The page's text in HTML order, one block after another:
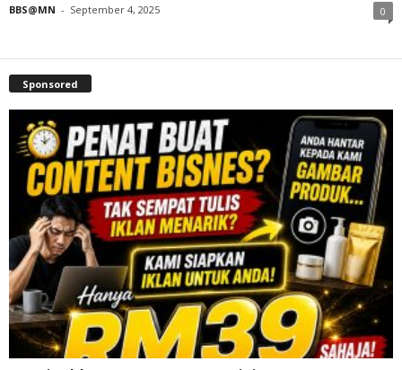
BBS@MN - September 4, 2025 0
Sponsored